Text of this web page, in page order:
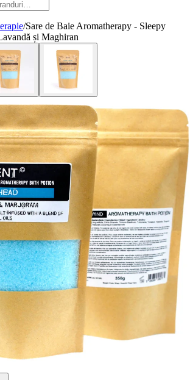
/Sare de Baie Aromatherapy - Sleepy
și Maghiran